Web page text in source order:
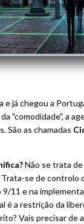
e já chegou a
"comodidade", a
São as chamadas
Não se trata
se de controlo
11 e na
é a restrição da
Vais precisar de